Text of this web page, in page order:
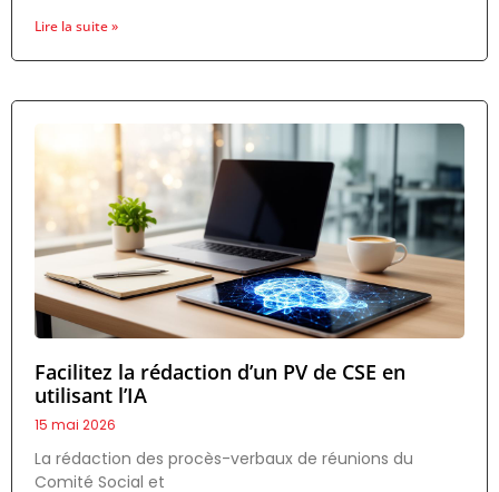
Lire la suite »
Facilitez la rédaction d’un PV de CSE en
utilisant l’IA
15 mai 2026
La rédaction des procès-verbaux de réunions du
Comité Social et